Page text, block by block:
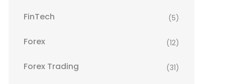
FinTech (5)
Forex (12)
Forex Trading (31)